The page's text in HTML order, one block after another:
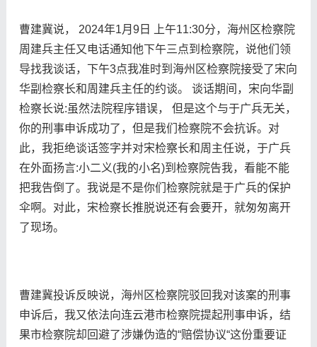
曹建冀说， 2024年1月9日 上午11:30分，海州区检察院
周建兵主任又电话通知他下午三点到检察院，说他们领
导找我谈话，下午3点我准时到海州区检察院接受了宋向
华副检察长和周建兵主任的约谈。 谈话期间，宋向华副
检察长说:虽然法院程序错误， 但是这个与于广兵无关，
你的刑事申诉成功了，但是我们检察院不会抗诉。对
此，我拒绝谈话签字并对宋检察长和周主任说，于广兵
在外面扬言:小二义(我的小名)到检察院告我，看能不能
把我告倒了。我说是不是你们检察院就是于广兵的保护
伞啊。对此，宋检察长推脱说还有会要开，就匆匆离开
了现场。
曹建冀投诉反映说，海州区检察院驳回我对该案的刑事
申诉后，我又依法向连云港市检察院提起刑事申诉，结
果市检察院却回避了涉嫌伪造的“赔偿协议“这份重要证